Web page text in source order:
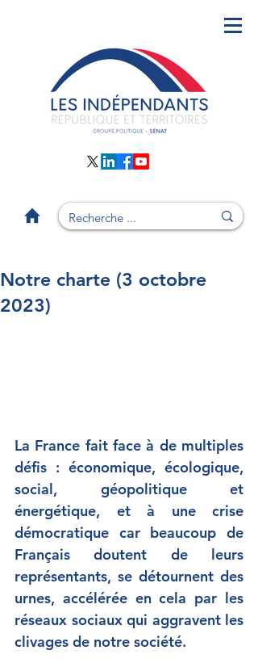
Notre charte (3 octobre
2023)
La France fait face à de multiples
défis : économique, écologique,
social, géopolitique et
énergétique, et à une crise
démocratique car beaucoup de
Français doutent de leurs
représentants, se détournent des
urnes, accélérée en cela par les
réseaux sociaux qui aggravent les
clivages de notre société.